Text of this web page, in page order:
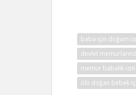
baba için doğum
devlet
memur babalık
ölü doğan bebek